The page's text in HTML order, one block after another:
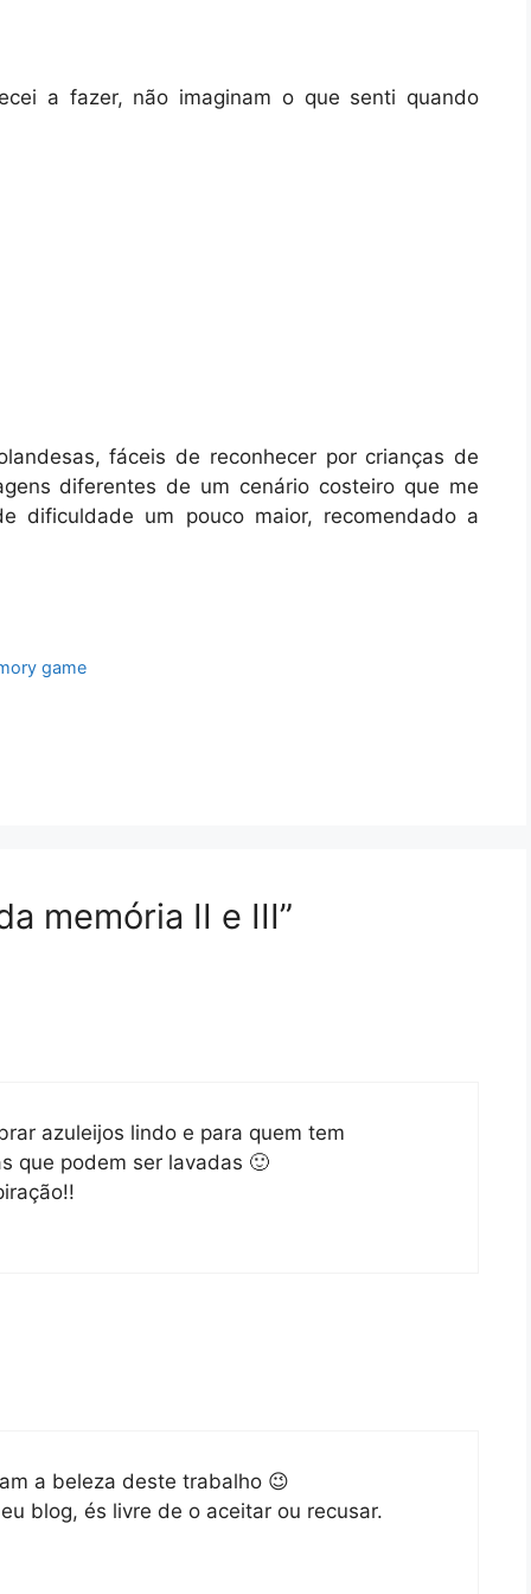
a fazer, não imaginam o que senti quando
fáceis de reconhecer por crianças de
diferentes de um cenário costeiro que me
dificuldade um pouco maior, recomendado a
game
memória II e III”
azuleijos lindo e para quem tem
que podem ser lavadas 🙂
a beleza deste trabalho 😉
blog, és livre de o aceitar ou recusar.